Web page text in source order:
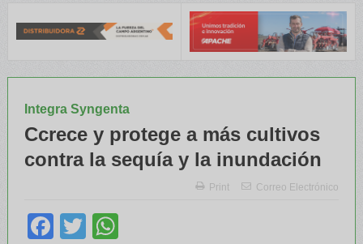
Integra Syngenta
Ccrece y protege a más cultivos
contra la sequía y la inundación
Print Correo Electrónico
Facebook
Twitter